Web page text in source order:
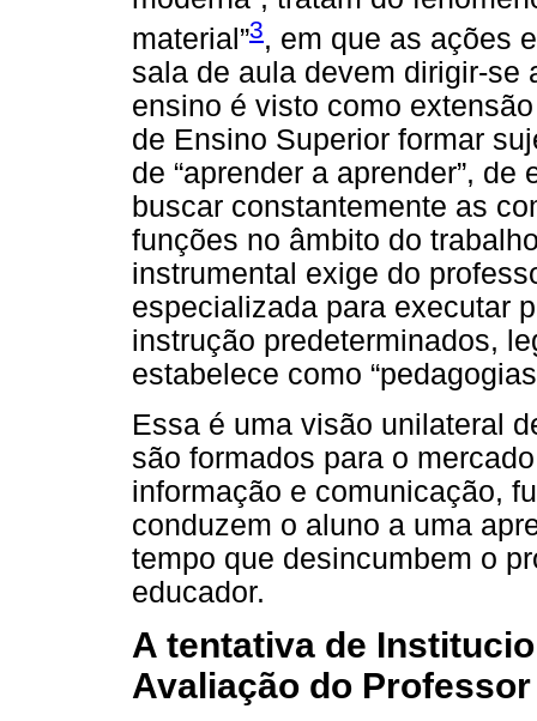
material”3, em que as ações
sala de aula devem dirigir-se
ensino é visto como
de Ensino Superior formar
de “aprender a aprender”,
buscar constantemente as
funções no âmbito do
instrumental exige do
especializada para executar
instrução predeterminados,
estabelece como
Essa é uma visão unilateral
são formados para o
informação e comunicação,
conduzem o aluno a uma
tempo que desincumbem o
educador.
A tentativa de
Avaliação do Professor